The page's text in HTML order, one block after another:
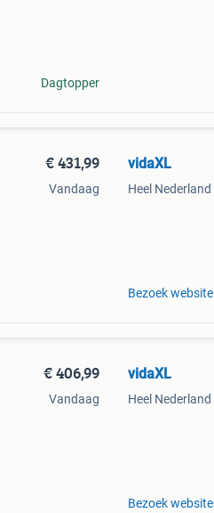
Dagtopper
€ 431,99
Vandaag
vidaXL
Heel Nederland
Bezoek website
€ 406,99
Vandaag
vidaXL
Heel Nederland
Bezoek website